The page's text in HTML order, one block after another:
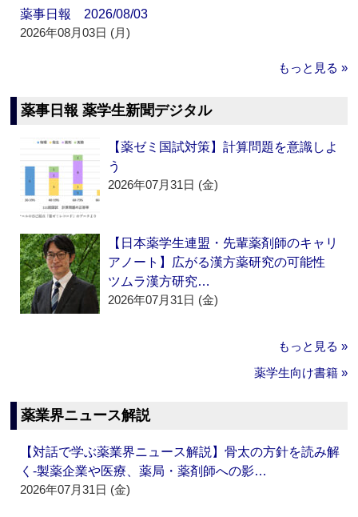
薬事日報 2026/08/03
2026年08月03日 (月)
もっと見る »
薬事日報 薬学生新聞デジタル
【薬ゼミ国試対策】計算問題を意識しよ
う
2026年07月31日 (金)
【日本薬学生連盟・先輩薬剤師のキャリ
アノート】広がる漢方薬研究の可能性
ツムラ漢方研究…
2026年07月31日 (金)
もっと見る »
薬学生向け書籍 »
薬業界ニュース解説
【対話で学ぶ薬業界ニュース解説】骨太の方針を読み解
く‐製薬企業や医療、薬局・薬剤師への影…
2026年07月31日 (金)